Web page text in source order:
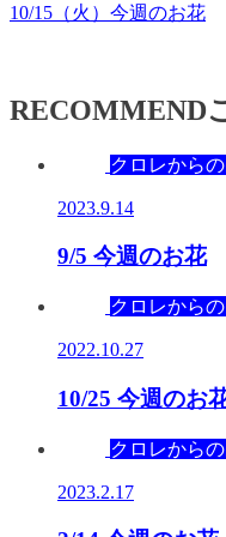
10/15（火）今週のお花
RECOMMEND
クロレから
2023.9.14
9/5 今週のお花
クロレから
2022.10.27
10/25 今週のお
クロレから
2023.2.17